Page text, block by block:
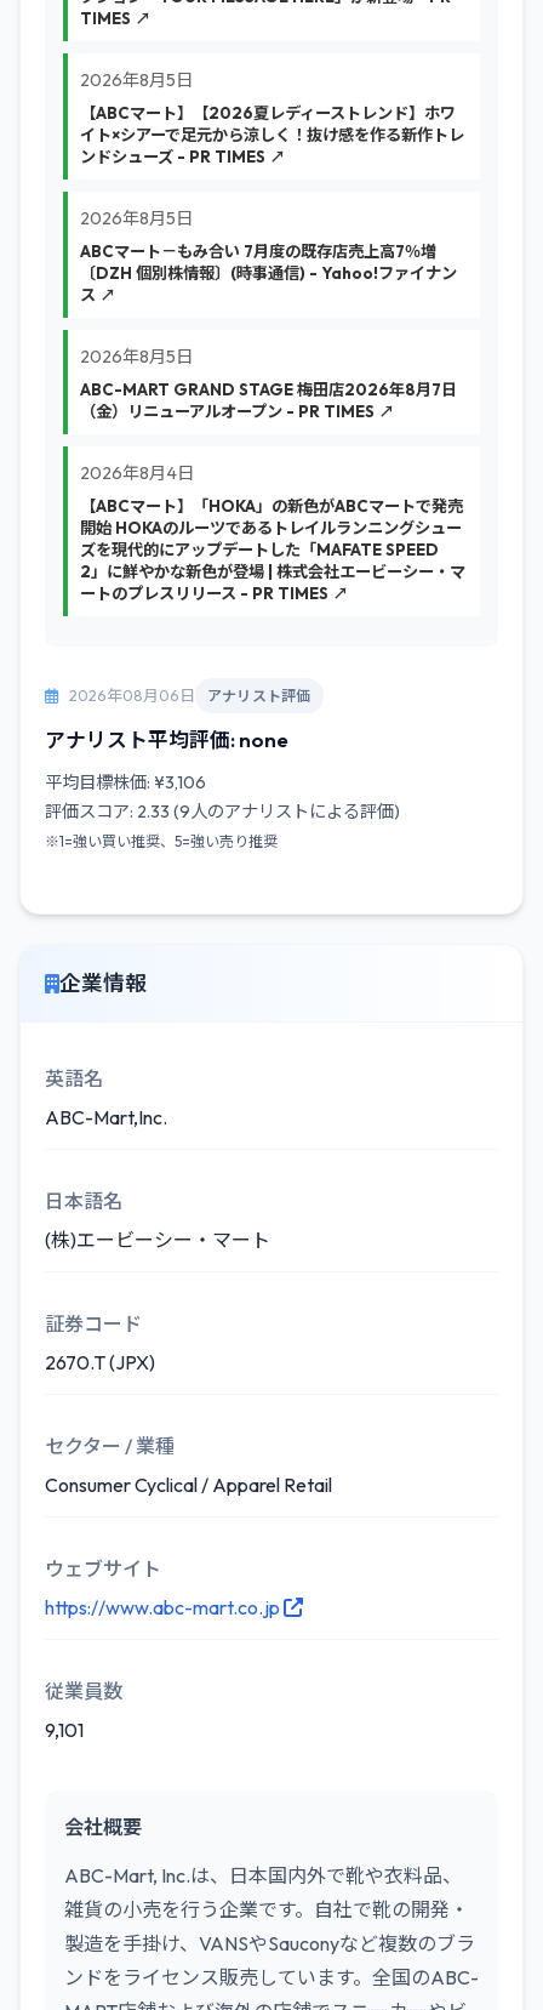
TIMES ↗
2026年8月5日
【ABCマート】【2026夏レディーストレンド】ホワ
イト×シアーで足元から涼しく！抜け感を作る新作トレ
ンドシューズ - PR TIMES ↗
2026年8月5日
ABCマート－もみ合い 7月度の既存店売上高7％増
〔DZH 個別株情報〕(時事通信) - Yahoo!ファイナン
ス ↗
2026年8月5日
ABC-MART GRAND STAGE 梅田店2026年8月7日
（金）リニューアルオープン - PR TIMES ↗
2026年8月4日
【ABCマート】「HOKA」の新色がABCマートで発売
開始 HOKAのルーツであるトレイルランニングシュー
ズを現代的にアップデートした「MAFATE SPEED
2」に鮮やかな新色が登場 | 株式会社エービーシー・マ
ートのプレスリリース - PR TIMES ↗
2026年08月06日 アナリスト評価
アナリスト平均評価: none
平均目標株価: ¥3,106
評価スコア: 2.33 (9人のアナリストによる評価)
※1=強い買い推奨、5=強い売り推奨
企業情報
英語名
ABC-Mart,Inc.
日本語名
(株)エービーシー・マート
証券コード
2670.T (JPX)
セクター / 業種
Consumer Cyclical / Apparel Retail
ウェブサイト
https://www.abc-mart.co.jp
従業員数
9,101
会社概要
ABC-Mart, Inc.は、日本国内外で靴や衣料品、
雑貨の小売を行う企業です。自社で靴の開発・
製造を手掛け、VANSやSauconyなど複数のブラ
ンドをライセンス販売しています。全国のABC-